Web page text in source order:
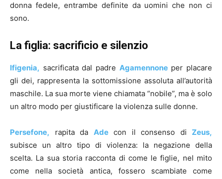
donna fedele, entrambe definite da uomini che non ci
sono.
La figlia: sacrificio e silenzio
Ifigenia, sacrificata dal padre Agamennone per placare
gli dei, rappresenta la sottomissione assoluta all’autorità
maschile. La sua morte viene chiamata “nobile”, ma è solo
un altro modo per giustificare la violenza sulle donne.
Persefone, rapita da Adecon il consenso di Zeus,
subisce un altro tipo di violenza: la negazione della
scelta. La sua storia racconta di come le figlie, nel mito
come nella società antica, fossero scambiate come